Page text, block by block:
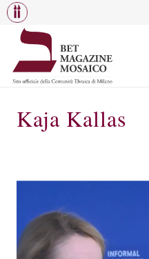
Kaja Kallas